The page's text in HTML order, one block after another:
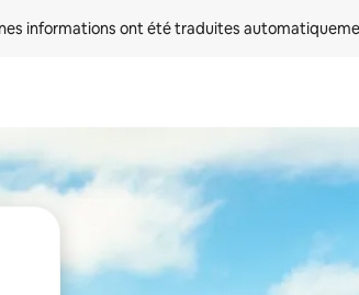
informations ont été traduites